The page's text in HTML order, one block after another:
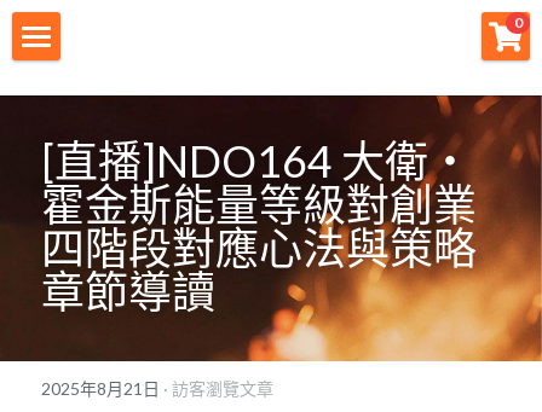
0
財神宗旨
創業痛點
團隊資源
註冊會員
免費下載
[直播]NDO164 大衛・
霍金斯能量等級對創業
四階段對應心法與策略
章節導讀
2025年8月21日 · 訪客瀏覽文章
×